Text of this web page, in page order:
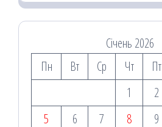
Січень 2026
Пн
Вт Ср Чт Пт
1
2
5
6 7 8 9